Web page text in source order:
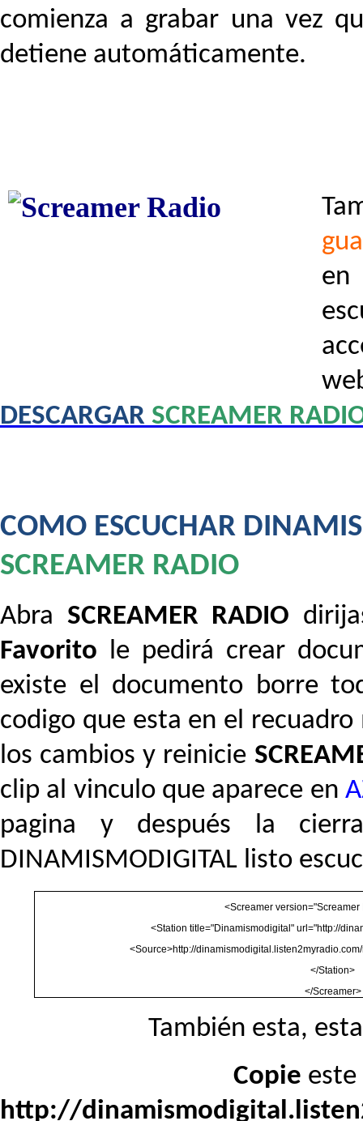
comienza a grabar una vez
detiene automáticamente.
DESCARGAR SCREAMER
COMO ESCUCHAR
SCREAMER RADIO
Abra SCREAMER RADIO
Favorito le pedirá crear
existe el documento borre
codigo que esta en el
los cambios y reinicie
clip al vinculo que aparece en
pagina y después la
DINAMISMODIGITAL listo
<Screamer
<Station title="Dinamismodigital" url="http://
<Source>http://
</Station>
</Screamer>
También esta,
Copie este
http://